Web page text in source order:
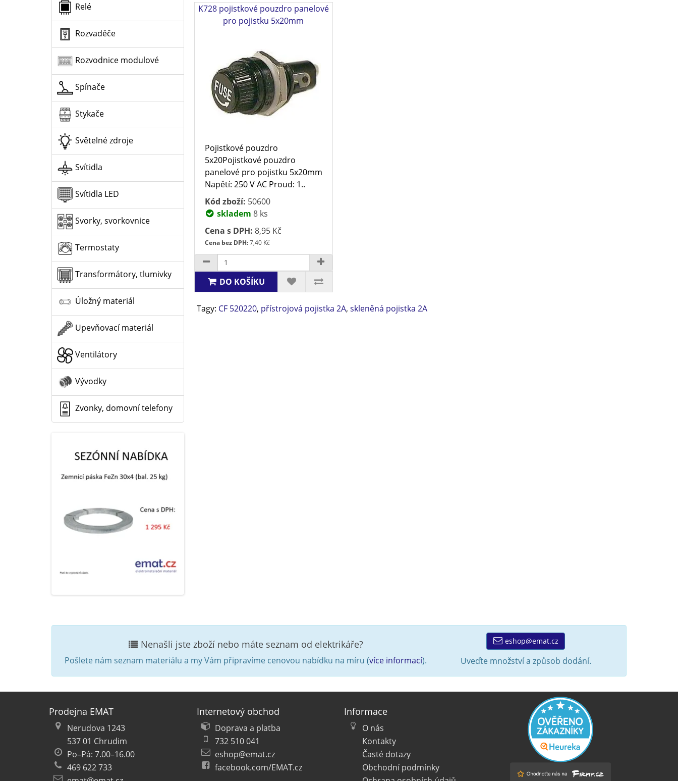
Relé
Rozvaděče
Rozvodnice modulové
Spínače
Stykače
Světelné zdroje
Svítidla
Svítidla LED
Svorky, svorkovnice
Termostaty
Transformátory, tlumivky
Úložný materiál
Upevňovací materiál
Ventilátory
Vývodky
Zvonky, domovní telefony
K728 pojistkové pouzdro panelové
pro pojistku 5x20mm
Pojistkové pouzdro
5x20Pojistkové pouzdro
panelové pro pojistku 5x20mm
Napětí: 250 V AC Proud: 1..
Kód zboží: 50600
skladem 8 ks
Cena s DPH: 8,95 Kč
Cena bez DPH:7,40 Kč
DO KOŠÍKU
Tagy: CF 520220, přístrojová pojistka 2A, skleněná pojistka 2A
Nenašli jste zboží nebo máte seznam od elektrikáře?
Pošlete nám seznam materiálu a my Vám připravíme cenovou nabídku na míru (více informací).
eshop@emat.cz
Uveďte množství a způsob dodání.
Prodejna EMAT
Nerudova 1243
537 01 Chrudim
Po–Pá: 7.00–16.00
469 622 733
Internetový obchod
Doprava a platba
732 510 041
eshop@emat.cz
facebook.com/EMAT.cz
Informace
O nás
Kontakty
Časté dotazy
Obchodní podmínky